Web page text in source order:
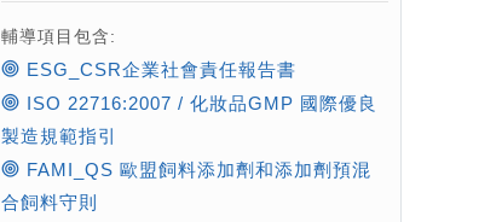
輔導項目包含:
ESG_CSR企業社會責任報告書
ISO 22716:2007 / 化妝品GMP 國際優良
製造規範指引
FAMI_QS 歐盟飼料添加劑和添加劑預混
合飼料守則